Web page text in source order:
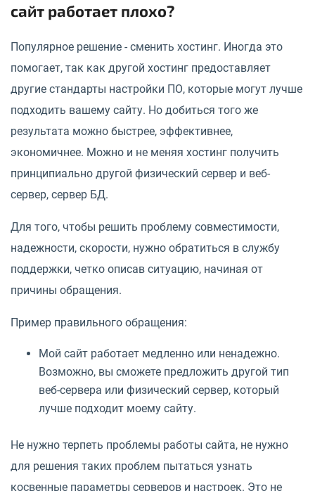
сайт работает плохо?
Популярное решение - сменить хостинг. Иногда это
помогает, так как другой хостинг предоставляет
другие стандарты настройки ПО, которые могут лучше
подходить вашему сайту. Но добиться того же
результата можно быстрее, эффективнее,
экономичнее. Можно и не меняя хостинг получить
принципиально другой физический сервер и веб-
сервер, сервер БД.
Для того, чтобы решить проблему совместимости,
надежности, скорости, нужно обратиться в службу
поддержки, четко описав ситуацию, начиная от
причины обращения.
Пример правильного обращения:
Мой сайт работает медленно или ненадежно.
Возможно, вы сможете предложить другой тип
веб-сервера или физический сервер, который
лучше подходит моему сайту.
Не нужно терпеть проблемы работы сайта, не нужно
для решения таких проблем пытаться узнать
косвенные параметры серверов и настроек. Это не